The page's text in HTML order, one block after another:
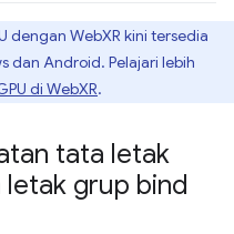
dengan WebXR kini tersedia
dan Android. Pelajari lebih
di WebXR.
tata letak
grup bind